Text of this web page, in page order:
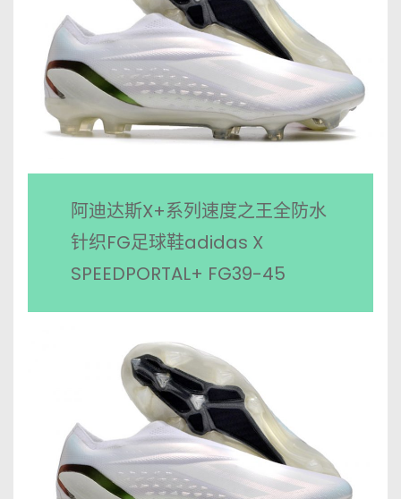
阿迪达斯X+系列速度之王全防水
针织FG足球鞋adidas X
SPEEDPORTAL+ FG39-45